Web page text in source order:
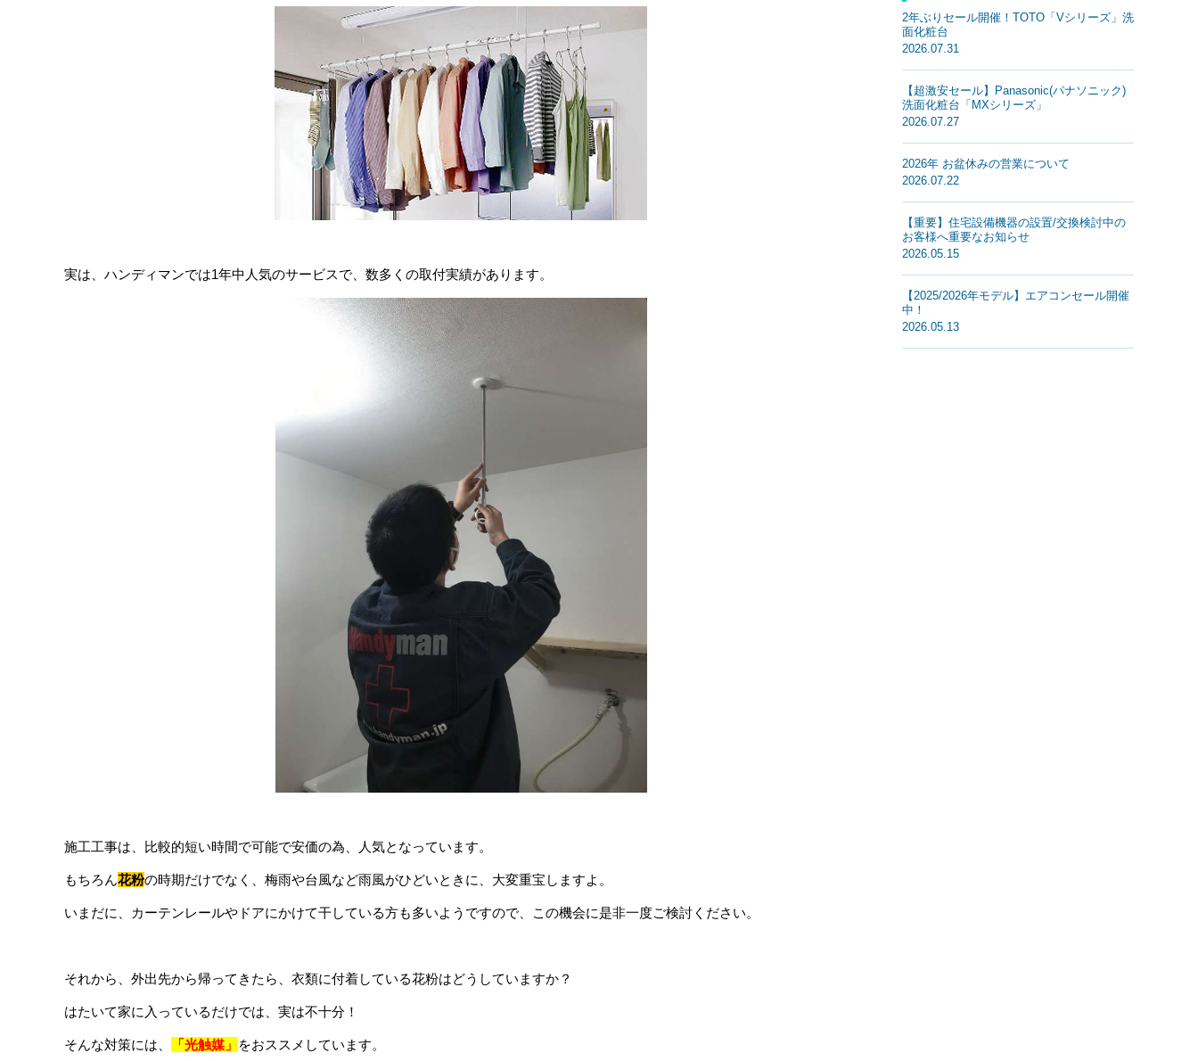
実は、ハンディマンでは1年中人気のサービスで、数多くの取付実績があります。
施工工事は、比較的短い時間で可能で安価の為、人気となっています。
もちろん花粉の時期だけでなく、梅雨や台風など雨風がひどいときに、大変重宝しますよ。
いまだに、カーテンレールやドアにかけて干している方も多いようですので、この機会に是非一度ご検討ください。
それから、外出先から帰ってきたら、衣類に付着している花粉はどうしていますか？
はたいて家に入っているだけでは、実は不十分！
そんな対策には、 「光触媒」 をおススメしています。
2年ぶりセール開催！TOTO「Vシリーズ」洗
面化粧台
2026.07.31
【超激安セール】Panasonic(パナソニック)
洗面化粧台「MXシリーズ」
2026.07.27
2026年 お盆休みの営業について
2026.07.22
【重要】住宅設備機器の設置/交換検討中の
お客様へ重要なお知らせ
2026.05.15
【2025/2026年モデル】エアコンセール開催
中！
2026.05.13